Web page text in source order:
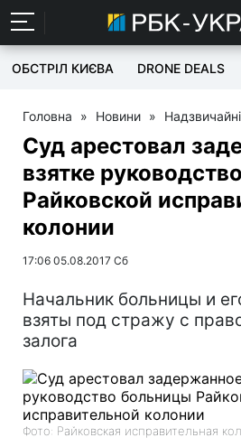
ОБСТРІЛ КИЄВА DRONE DEALS
Головна » Новини » Надзвичайні
Суд арестовал
взятке
Райковской
колонии
17:06 05.08.2017 Сб
Начальник больницы и
взяты под стражу с
залога
Фото: Райковская исправительная